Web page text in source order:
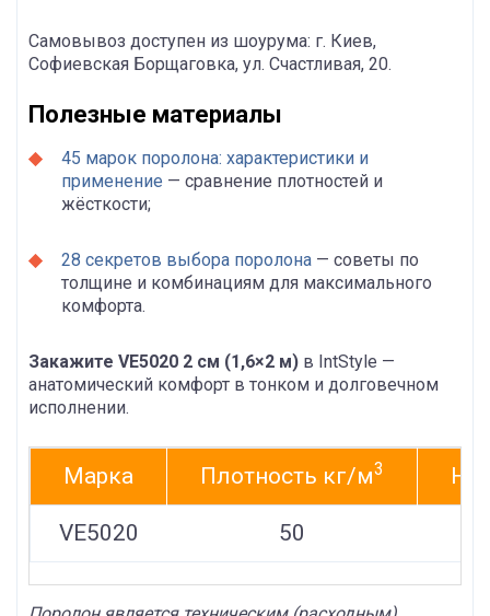
Самовывоз доступен из шоурума: г. Киев,
Софиевская Борщаговка, ул. Счастливая, 20.
Полезные материалы
45 марок поролона: характеристики и
применение — сравнение плотностей и
жёсткости;
28 секретов выбора поролона — советы по
толщине и комбинациям для максимального
комфорта.
Закажите VE5020 2 см (1,6×2 м) в IntStyle —
анатомический комфорт в тонком и долговечном
исполнении.
Марка Плотность кг/м3
VE5020 50